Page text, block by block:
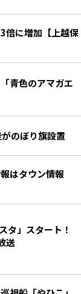
青色のアマガエ
のぼり旗設置
はタウン情報
タ」スタート！
送